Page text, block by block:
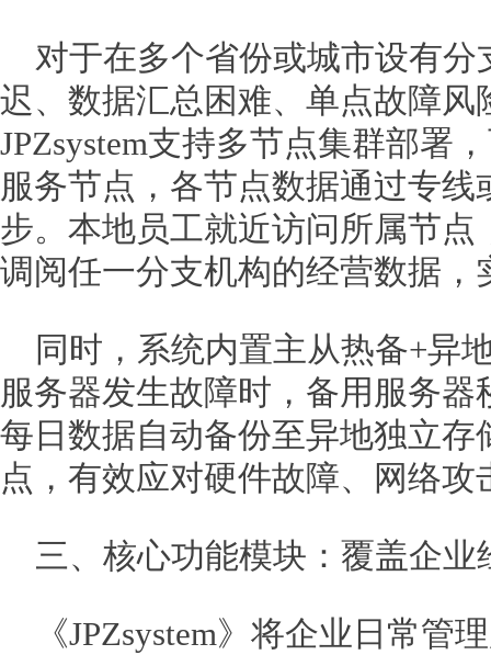
对于在多个省份或城市设有
迟、数据汇总困难、单点故障风
JPZsystem支持多节点集群部署
服务节点，各节点数据通过专
步。本地员工就近访问所属节
调阅任一分支机构的经营数据，
同时，系统内置主从热备+异
服务器发生故障时，备用服务
每日数据自动备份至异地独立存
点，有效应对硬件故障、网络攻
三、核心功能模块：覆盖企业
《JPZsystem》将企业日常管